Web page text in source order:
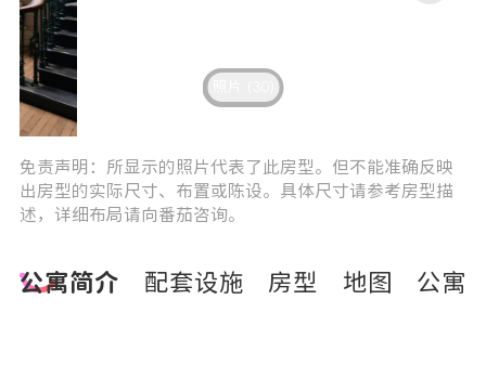
免责声明：所显示的照片代表了此房型。但不能准确反映
出房型的实际尺寸、布置或陈设。具体尺寸请参考房型描
述，详细布局请向番茄咨询。
公寓简介 配套设施 房型 地图 公寓